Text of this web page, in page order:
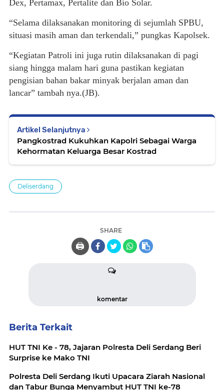
Dex, Pertamax, Pertalite dan Bio Solar.
“Selama dilaksanakan monitoring di sejumlah SPBU,
situasi masih aman dan terkendali,” pungkas Kapolsek.
“Kegiatan Patroli ini juga rutin dilaksanakan di pagi
siang hingga malam hari guna pastikan kegiatan
pengisian bahan bakar minyak berjalan aman dan
lancar” tambah nya.(JB).
Artikel Selanjutnya
Pangkostrad Kukuhkan Kapolri Sebagai Warga
Kehormatan Keluarga Besar Kostrad
Deliserdang
SHARE
🖨️
komentar
Berita Terkait
HUT TNI Ke - 78, Jajaran Polresta Deli Serdang Beri
Surprise ke Mako TNI
Polresta Deli Serdang Ikuti Upacara Ziarah Nasional
dan Tabur Bunga Menyambut HUT TNI ke-78